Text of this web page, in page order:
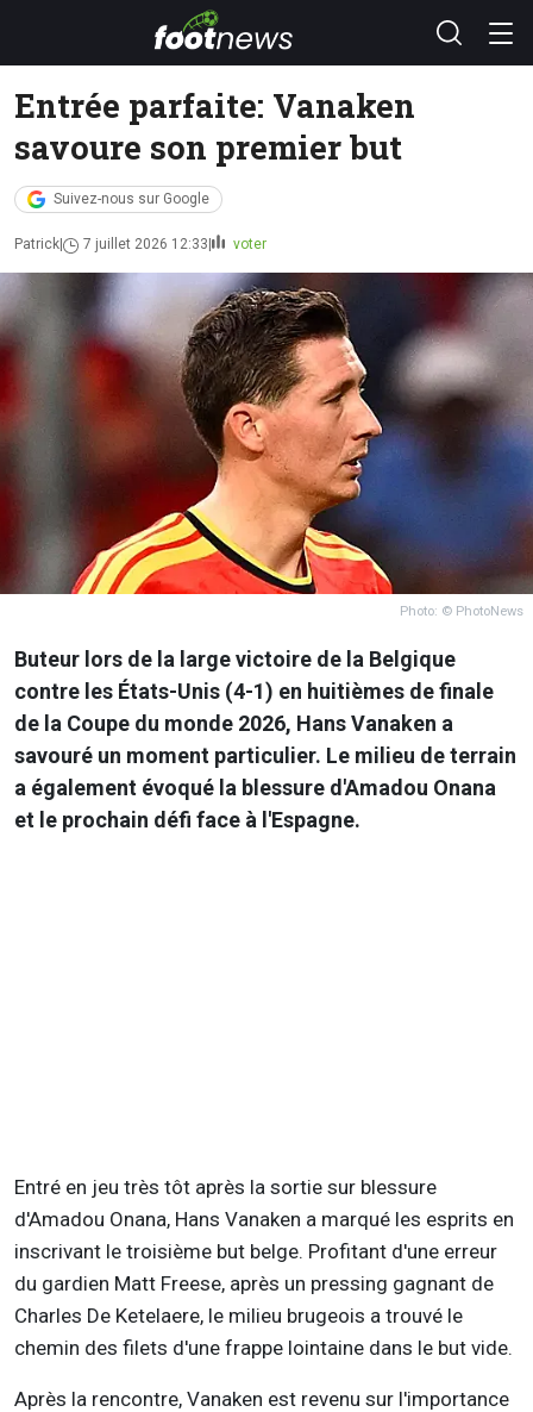
Entrée parfaite: Vanaken
savoure son premier but
Suivez-nous sur Google
Patrick 7 juillet 2026 12:33 voter
Photo: © PhotoNews
Buteur lors de la large victoire de la Belgique
contre les États-Unis (4-1) en huitièmes de finale
de la Coupe du monde 2026, Hans Vanaken a
savouré un moment particulier. Le milieu de terrain
a également évoqué la blessure d'Amadou Onana
et le prochain défi face à l'Espagne.
Entré en jeu très tôt après la sortie sur blessure
d'Amadou Onana, Hans Vanaken a marqué les esprits en
inscrivant le troisième but belge. Profitant d'une erreur
du gardien Matt Freese, après un pressing gagnant de
Charles De Ketelaere, le milieu brugeois a trouvé le
chemin des filets d'une frappe lointaine dans le but vide.
Après la rencontre, Vanaken est revenu sur l'importance